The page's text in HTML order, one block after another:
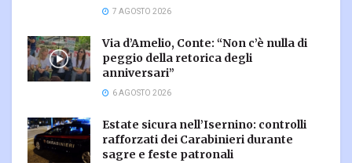
7 AGOSTO 2026
Via d’Amelio, Conte: “Non c’è nulla di
peggio della retorica degli
anniversari”
6 AGOSTO 2026
Estate sicura nell’Isernino: controlli
rafforzati dei Carabinieri durante
sagre e feste patronali